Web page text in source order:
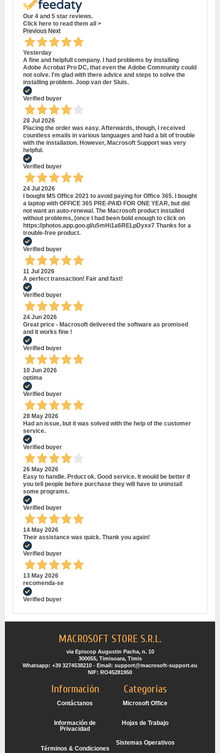
Our 4 and 5 star reviews.
Click here to read them all >
Previous Next
Yesterday
A fine and helpfull company. I had problems by installing
Adobe Acrobat Pro DC, that even the Adobe Community could
not solve. I'm glad with there advice and steps to solve the
installing problem. Joop van der Sluis.
Verified buyer
28 Jul 2026
Placing the order was easy. Afterwards, though, I received
countless emails in various languages and had a bit of trouble
with the installation. However, Macrosoft Support was very
helpful.
Verified buyer
24 Jul 2026
I bought MS Office 2021 to avoid paying for Office 365. I bought
a laptop with OFFICE 365 PRE-PAID FOR ONE YEAR, but did
not want an auto-renewal. The Macrosoft product installed
without problems, (once I had been bold enough to click on
https://photos.app.goo.gl/u5mHi1a6RELpDyxx7 Thanks for a
trouble-free product.
Verified buyer
11 Jul 2026
A perfect transaction! Fair and fast!
Verified buyer
24 Jun 2026
Great price - Macrosoft delivered the software as promised
and it works fine !
Verified buyer
10 Jun 2026
optima
Verified buyer
28 May 2026
Had an issue, but it was solved with the help of the customer
service.
Verified buyer
26 May 2026
Easy to handle. Prduct ok. Good service. It would be better if
you tell people before purchase they will have to uninstall
some programs.
Verified buyer
14 May 2026
Their assistance was quick. Thank you again!
Verified buyer
13 May 2026
recomenda-se
Verified buyer
MACROSOFT STORE S.R.L.
via Episcop Augustin Pacha, n. 10
300055, Timisoara, Timis
Whatsapp: +39 3274538210 - Email: support@macrosoft-support.eu
NIF: RO45281950
Información
Contáctanos
Información de
Privacidad
Términos & Condiciones
Categorías
Microsoft Office
Hojas de Trabajo
Sistemas Operativos